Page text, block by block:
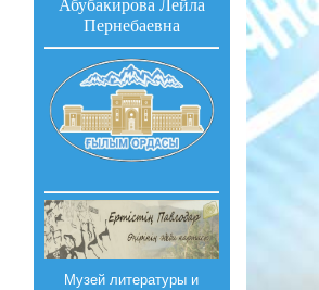
Абубакирова Лейла
Пернебаевна
Музей литературы и